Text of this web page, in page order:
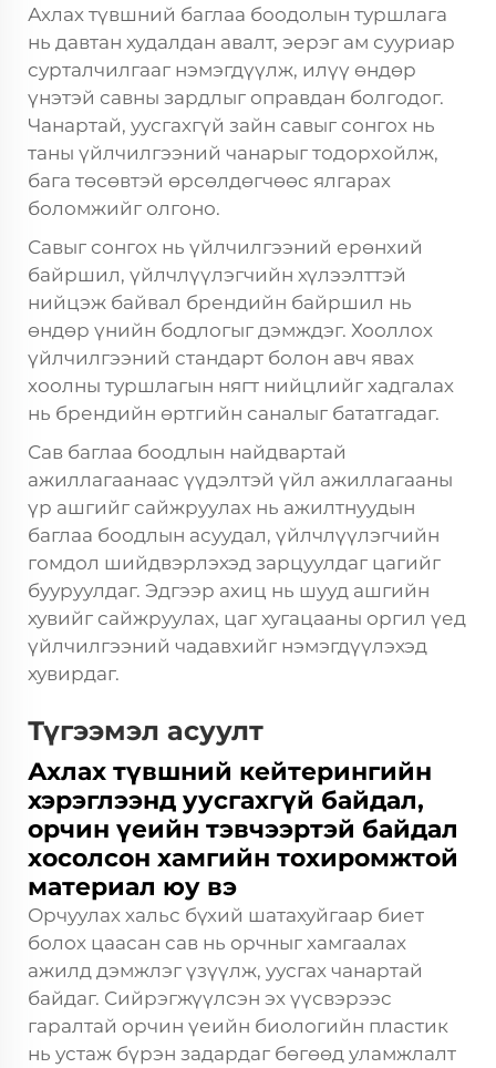
Ахлах түвшний баглаа боодолын туршлага
нь давтан худалдан авалт, эерэг ам сууриар
сурталчилгааг нэмэгдүүлж, илүү өндөр
үнэтэй савны зардлыг оправдан болгодог.
Чанартай, уусгахгүй зайн савыг сонгох нь
таны үйлчилгээний чанарыг тодорхойлж,
бага төсөвтэй өрсөлдөгчөөс ялгарах
боломжийг олгоно.
Савыг сонгох нь үйлчилгээний ерөнхий
байршил, үйлчлүүлэгчийн хүлээлттэй
нийцэж байвал брендийн байршил нь
өндөр үнийн бодлогыг дэмждэг. Хооллох
үйлчилгээний стандарт болон авч явах
хоолны туршлагын нягт нийцлийг хадгалах
нь брендийн өртгийн саналыг бататгадаг.
Сав баглаа боодлын найдвартай
ажиллагаанаас үүдэлтэй үйл ажиллагааны
үр ашгийг сайжруулах нь ажилтнуудын
баглаа боодлын асуудал, үйлчлүүлэгчийн
гомдол шийдвэрлэхэд зарцуулдаг цагийг
бууруулдаг. Эдгээр ахиц нь шууд ашгийн
хувийг сайжруулах, цаг хугацааны оргил үед
үйлчилгээний чадавхийг нэмэгдүүлэхэд
хувирдаг.
Түгээмэл асуулт
Ахлах түвшний кейтерингийн
хэрэглээнд уусгахгүй байдал,
орчин үеийн тэвчээртэй байдал
хосолсон хамгийн тохиромжтой
материал юу вэ
Орчуулах хальс бүхий шатахуйгаар биет
болох цаасан сав нь орчныг хамгаалах
ажилд дэмжлэг үзүүлж, уусгах чанартай
байдаг. Сийрэгжүүлсэн эх үүсвэрээс
гаралтай орчин үеийн биологийн пластик
нь устаж бүрэн задардаг бөгөөд уламжлалт